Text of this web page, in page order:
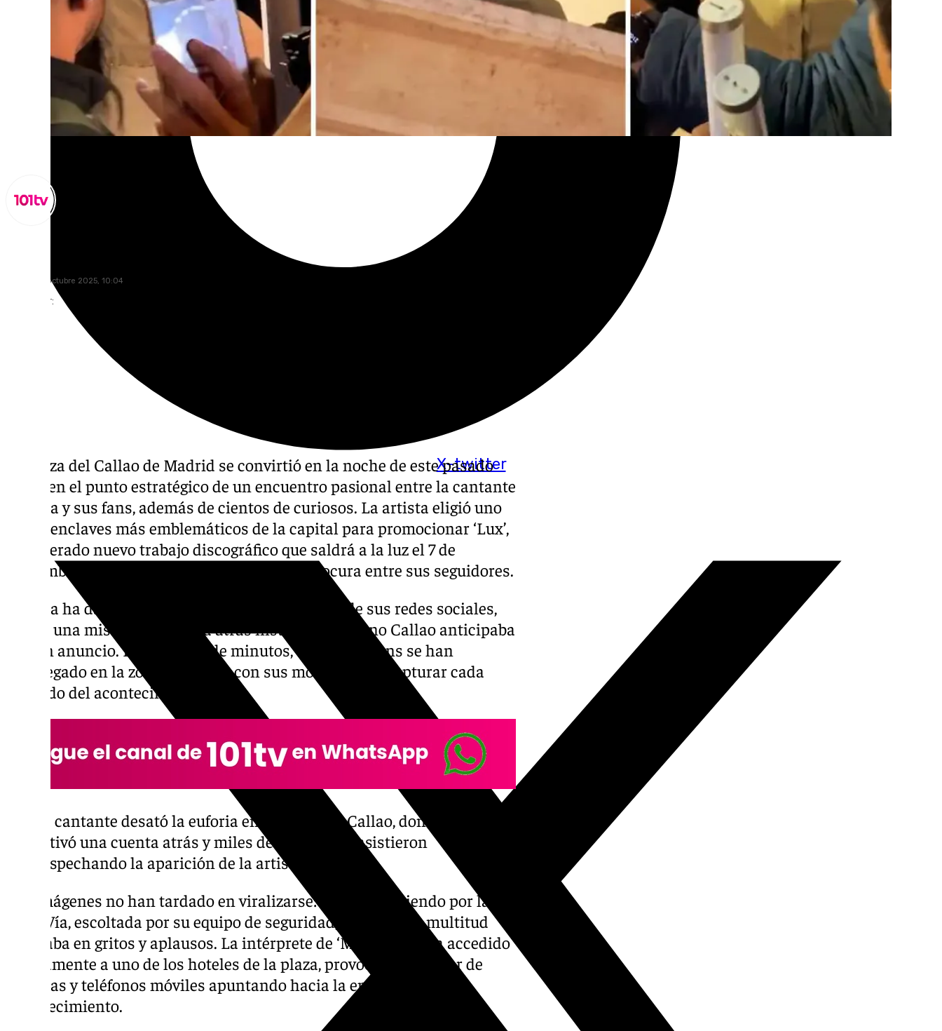
X-twitter
martes, 21 octubre 2025, 10:04
Compartir:
La Plaza del Callao de Madrid se convirtió en la noche de este pasado
lunes en el punto estratégico de un encuentro pasional entre la cantante
Rosalía y sus fans, además de cientos de curiosos. La artista eligió uno
de los enclaves más emblemáticos de la capital para promocionar ‘Lux’,
su esperado nuevo trabajo discográfico que saldrá a la luz el 7 de
noviembre, generando escenas de auténtica locura entre sus seguidores.
Rosalía ha dado el pistoletazo de salida a través de sus redes sociales,
donde una misteriosa cuenta atrás instalada en pleno Callao anticipaba
el gran anuncio. En cuestión de minutos, cientos de fans se han
congregado en la zona, armados con sus móviles para capturar cada
segundo del acontecimiento.
La cantante desató la euforia en la Plaza del Callao, donde se
activó una cuenta atrás y miles de seguidores asistieron
sospechando la aparición de la artista
Las imágenes no han tardado en viralizarse: Rosalía corriendo por la
Gran Vía, escoltada por su equipo de seguridad, mientras la multitud
estallaba en gritos y aplausos. La intérprete de ‘Motomami’ ha accedido
rápidamente a uno de los hoteles de la plaza, provocando un mar de
cámaras y teléfonos móviles apuntando hacia la entrada del
establecimiento.